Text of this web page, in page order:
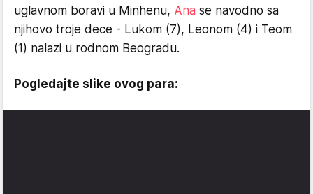
uglavnom boravi u Minhenu, Ana se navodno sa
njihovo troje dece - Lukom (7), Leonom (4) i Teom
(1) nalazi u rodnom Beogradu.
Pogledajte slike ovog para: